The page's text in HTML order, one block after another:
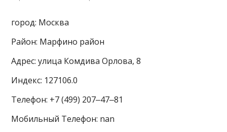
город: Москва
Район: Марфино район
Адрес: улица Комдива Орлова, 8
Индекс: 127106.0
Телефон: +7 (499) 207‒47‒81
Мобильный Телефон: nan